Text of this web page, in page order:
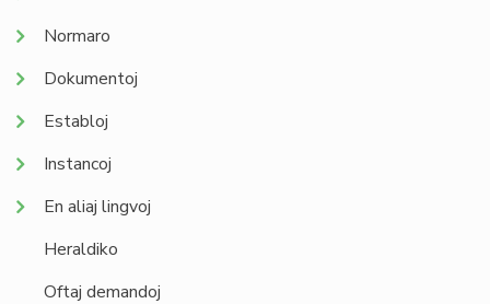
Normaro
Dokumentoj
Establoj
Instancoj
En aliaj lingvoj
Heraldiko
Oftaj demandoj